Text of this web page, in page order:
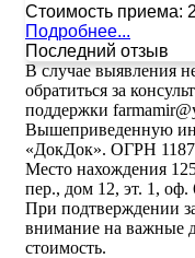
Стоимость приема:
Подробнее...
Последний отзыв
В случае выявления
обратиться за
поддержки
Вышеприведенную
«ДокДок». ОГРН
Место нахождения
пер., дом 12, эт. 1,
При подтверждении
внимание на важные
стоимость.